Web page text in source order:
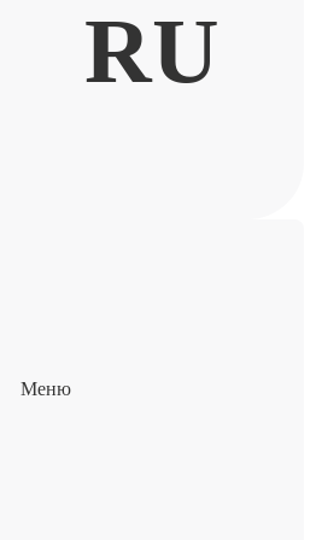
RU
Меню